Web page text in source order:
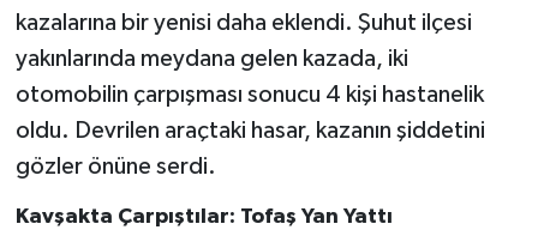
kazalarına bir yenisi daha eklendi. Şuhut ilçesi
yakınlarında meydana gelen kazada, iki
otomobilin çarpışması sonucu 4 kişi hastanelik
oldu. Devrilen araçtaki hasar, kazanın şiddetini
gözler önüne serdi.
Kavşakta Çarpıştılar: Tofaş Yan Yattı